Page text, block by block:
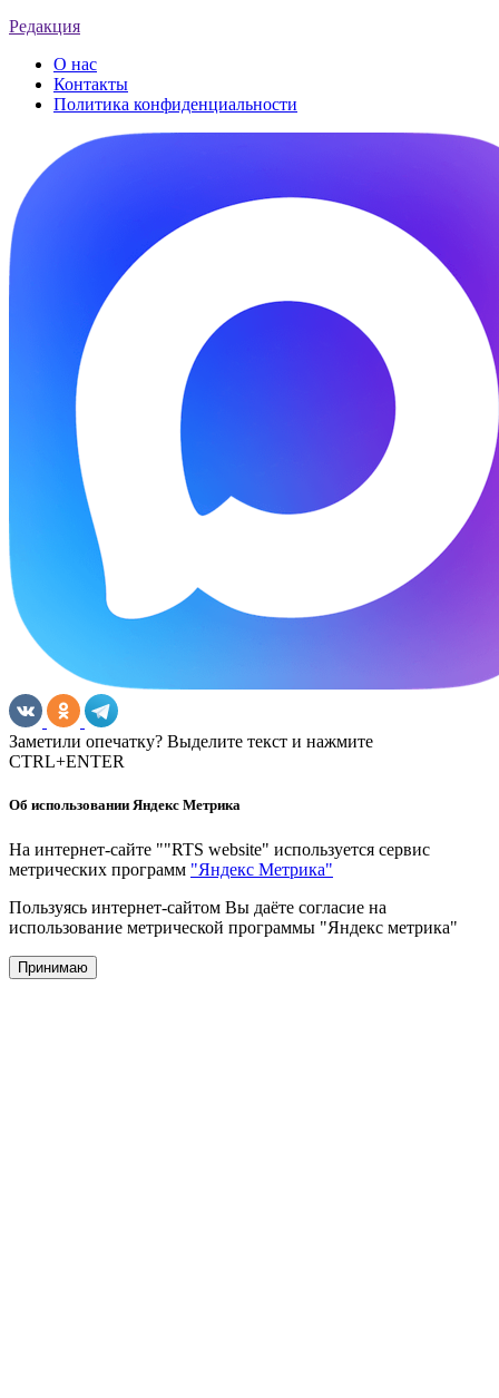
Редакция
О нас
Контакты
Политика конфиденциальности
Заметили опечатку? Выделите текст и нажмите
CTRL+ENTER
Об использовании Яндекс Метрика
На интернет-сайте ""RTS website" используется сервис
метрических программ "Яндекс Метрика"
Пользуясь интернет-сайтом Вы даёте согласие на
использование метрической программы "Яндекс метрика"
Принимаю